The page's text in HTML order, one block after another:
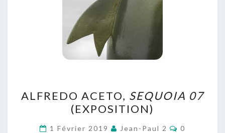
ACETO,
SEQUOIA
07
ALFREDO ACETO, SEQUOIA 07
(EXPOSITION)
1 Février 2019 Jean-Paul 2
0